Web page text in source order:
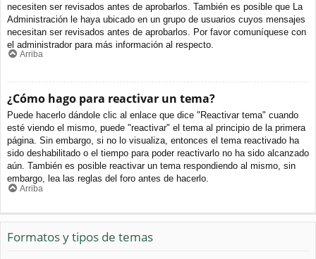
necesiten ser revisados antes de aprobarlos. También es posible que La
Administración le haya ubicado en un grupo de usuarios cuyos mensajes
necesitan ser revisados antes de aprobarlos. Por favor comuníquese con
el administrador para más información al respecto.
Arriba
¿Cómo hago para reactivar un tema?
Puede hacerlo dándole clic al enlace que dice "Reactivar tema" cuando
esté viendo el mismo, puede "reactivar" el tema al principio de la primera
página. Sin embargo, si no lo visualiza, entonces el tema reactivado ha
sido deshabilitado o el tiempo para poder reactivarlo no ha sido alcanzado
aún. También es posible reactivar un tema respondiendo al mismo, sin
embargo, lea las reglas del foro antes de hacerlo.
Arriba
Formatos y tipos de temas